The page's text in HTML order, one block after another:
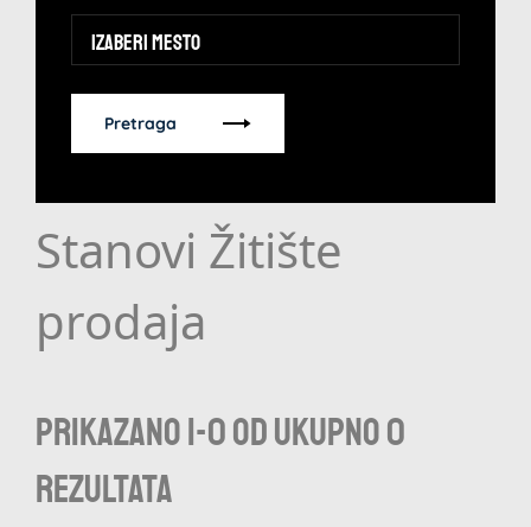
Izaberi mesto
Pretraga
Stanovi Žitište
prodaja
Prikazano 1-0 od ukupno 0
rezultata